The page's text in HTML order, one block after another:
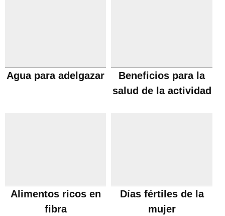
Agua para adelgazar
Beneficios para la
salud de la actividad
Alimentos ricos en
fibra
Días fértiles de la
mujer